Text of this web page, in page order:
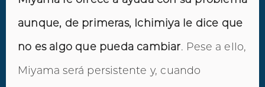
aunque, de primeras, Ichimiya le dice que
no es algo que pueda cambiar. Pese a ello,
Miyama será persistente y, cuando